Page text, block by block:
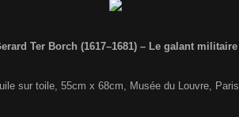
Ter Borch (1617–1681) – Le galant militaire
sur toile, 55cm x 68cm, Musée du Louvre, Paris